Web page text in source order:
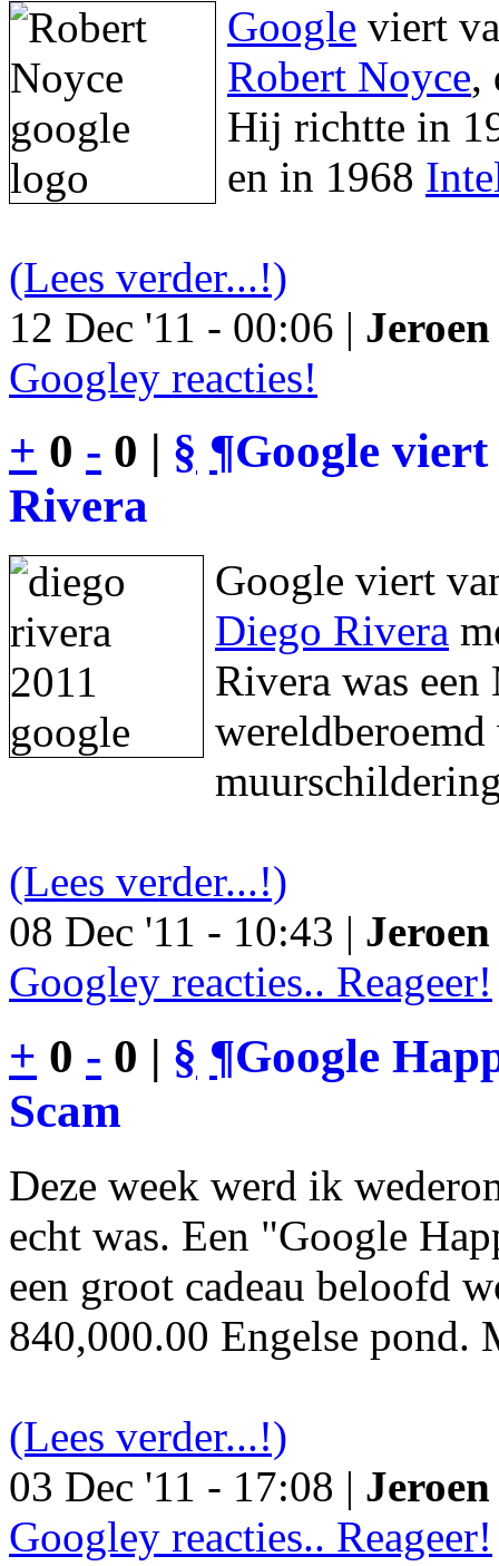
Google viert
Robert Noyce,
Hij richtte in
en in 1968
(Lees verder...!)
12 Dec '11 - 00:06 |
Googley reacties!
+ 0 - 0 | § ¶Google
Rivera
Google viert
Diego Rivera
Rivera was een
(Lees verder...!)
08 Dec '11 - 10:43 |
Googley reacties.. Reageer!
+ 0 - 0 | § ¶Google
Scam
Deze week werd ik
echt was. Een "Google
een groot cadeau beloofd
840,000.00 Engelse pond.
(Lees verder...!)
03 Dec '11 - 17:08 |
Googley reacties.. Reageer!